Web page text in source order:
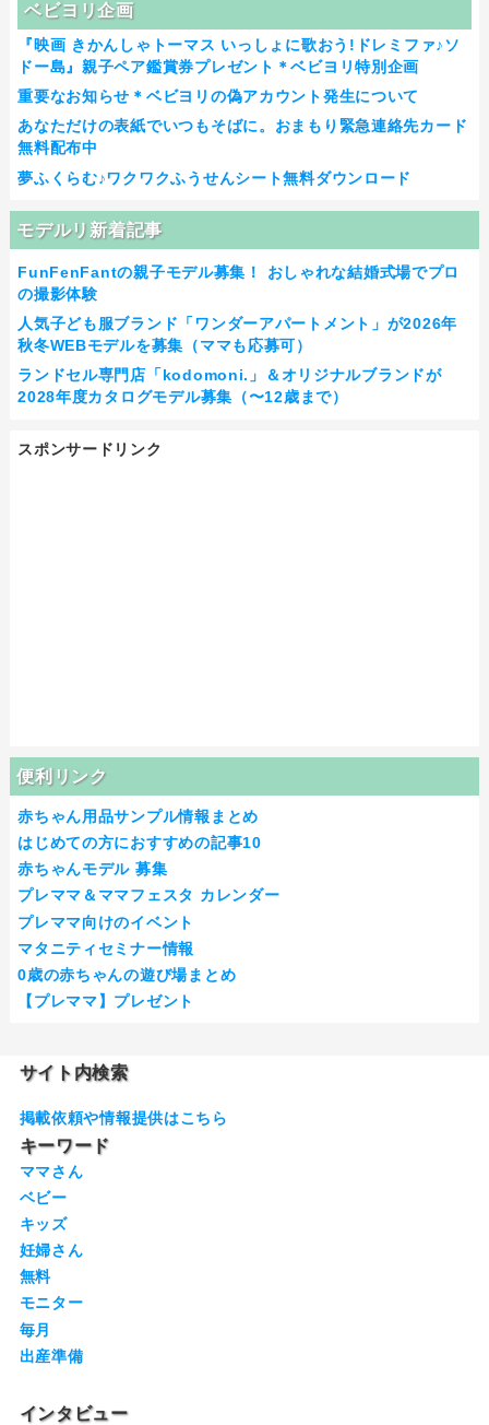
ベビヨリ企画
『映画 きかんしゃトーマス いっしょに歌おう!ドレミファ♪ソ
ドー島』親子ペア鑑賞券プレゼント＊ベビヨリ特別企画
重要なお知らせ＊ベビヨリの偽アカウント発生について
あなただけの表紙でいつもそばに。おまもり緊急連絡先カード
無料配布中
夢ふくらむ♪ワクワクふうせんシート無料ダウンロード
モデルリ新着記事
FunFenFantの親子モデル募集！ おしゃれな結婚式場でプロ
の撮影体験
人気子ども服ブランド「ワンダーアパートメント」が2026年
秋冬WEBモデルを募集（ママも応募可）
ランドセル専門店「kodomoni.」＆オリジナルブランドが
2028年度カタログモデル募集（〜12歳まで）
スポンサードリンク
便利リンク
赤ちゃん用品サンプル情報まとめ
はじめての方におすすめの記事10
赤ちゃんモデル 募集
プレママ＆ママフェスタ カレンダー
プレママ向けのイベント
マタニティセミナー情報
0歳の赤ちゃんの遊び場まとめ
【プレママ】プレゼント
サイト内検索
掲載依頼や情報提供はこちら
キーワード
ママさん
ベビー
キッズ
妊婦さん
無料
モニター
毎月
出産準備
インタビュー